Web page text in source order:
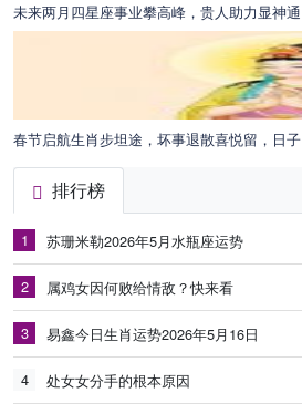
未来两月四星座事业攀高峰，贵人助力显神通
春节启航生肖步坦途，坏事退散喜悦留，日子
排行榜
1 苏珊米勒2026年5月水瓶座运势
2 属鸡女因何败给情敌？快来看
3 易鑫今日生肖运势2026年5月16日
4 处女女分手的根本原因